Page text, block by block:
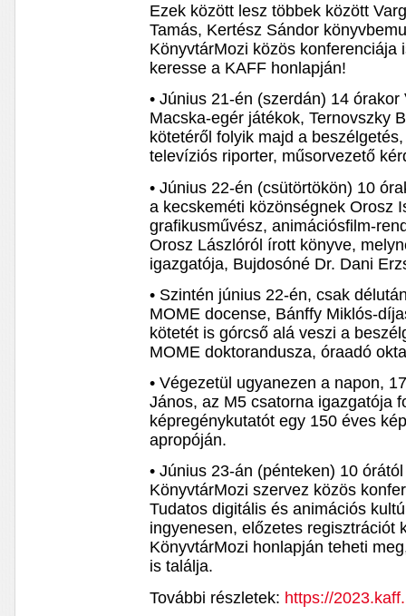
Ezek között lesz többek között
Tamás, Kertész Sándor
KönyvtárMozi közös konferenciája
keresse a KAFF honlapján!
• Június 21-én (szerdán) 14
Macska-egér játékok, Ternovszky
kötetéről folyik majd a
televíziós riporter, műsorvezető
• Június 22-én (csütörtökön) 10
a kecskeméti közönségnek Orosz
grafikusművész, animációsfilm-
Orosz Lászlóról írott könyve,
igazgatója, Bujdosóné Dr. Dani
• Szintén június 22-én, csak
MOME docense, Bánffy Miklós-
kötetét is górcső alá veszi a
MOME doktorandusza, óraadó
• Végezetül ugyanezen a napon,
János, az M5 csatorna igazgatója
képregénykutatót egy 150 éves
apropóján.
• Június 23-án (pénteken) 10
KönyvtárMozi szervez közös
Tudatos digitális és animációs
ingyenesen, előzetes regisztrációt
KönyvtárMozi honlapján teheti
is találja.
További részletek: https://